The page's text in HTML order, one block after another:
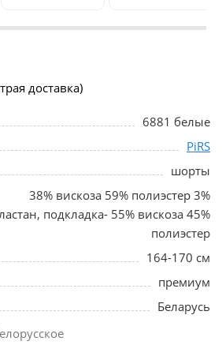
доставка)
6881 белые
PiRS
шорты
38% вискоза 59% полиэстер 3%
подкладка- 55% вискоза 45%
полиэстер
164-170 см
премиум
Беларусь